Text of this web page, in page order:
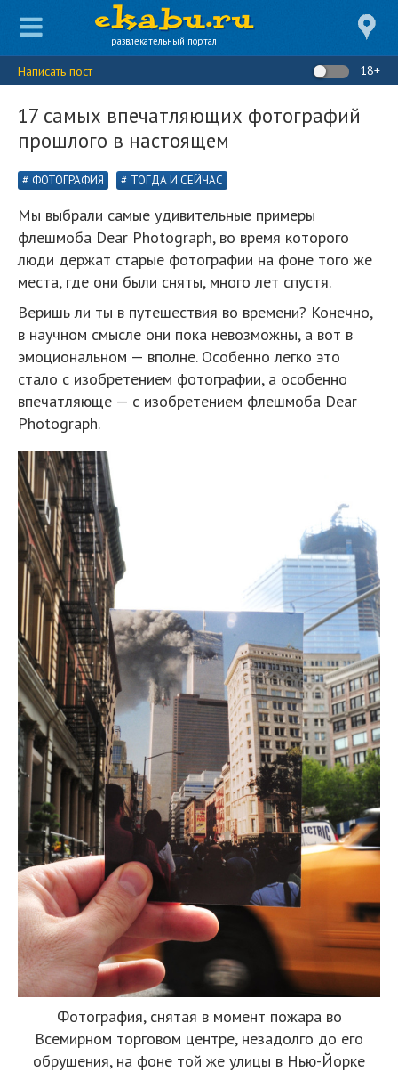
развлекательный портал
Написать пост 18+
17 самых впечатляющих фотографий
прошлого в настоящем
ФОТОГРАФИЯ ТОГДА И СЕЙЧАС
Мы выбрали самые удивительные примеры
флешмоба Dear Photograph, во время которого
люди держат старые фотографии на фоне того же
места, где они были сняты, много лет спустя.
Веришь ли ты в путешествия во времени? Конечно,
в научном смысле они пока невозможны, а вот в
эмоциональном — вполне. Особенно легко это
стало с изобретением фотографии, а особенно
впечатляюще — с изобретением флешмоба Dear
Photograph.
Фотография, снятая в момент пожара во
Всемирном торговом центре, незадолго до его
обрушения, на фоне той же улицы в Нью-Йорке